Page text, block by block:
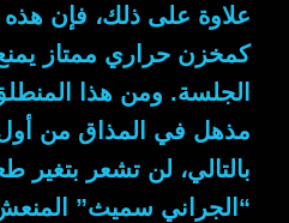
علاوة على ذلك، فإن هذه
كمخزن حراري ممتاز يمنع
الجلسة. ومن هذا
مذهل في المذاق من أول
بالتالي، لن تشعر بتغير
“الجراني سميث” المنعش